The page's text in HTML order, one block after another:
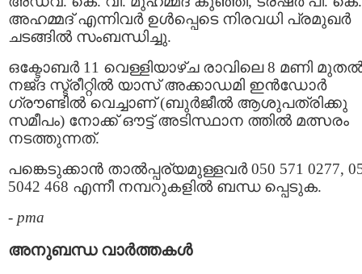
അഹമ്മദ് എന്നിവര്‍ ഉൾപ്പെടെ നിരവധി പ്രമുഖര്‍
ചടങ്ങിൽ സംബന്ധിച്ചു.
ഒക്ടോബർ 11 വെള്ളിയാഴ്ച രാവിലെ 8 മണി
നജ്ദ സ്ട്രീറ്റിൽ യാസ് അക്കാഡമി ഇൻഡോർ
ഗ്രൗണ്ടിൽ വെച്ചാണ് (ബുർജീൽ ആശുപത്രിക്കു
സമീപം) നോക്ക് ഔട്ട് അടിസ്ഥാന ത്തിൽ മത്സരം
നടത്തുന്നത്.
പങ്കെടുക്കാൻ താൽപ്പര്യമുള്ളവർ 050 571 0277,
5042 468 എന്നീ നമ്പറുകളില്‍ ബന്ധ പ്പെടുക.
- pma
അനുബന്ധ വാര്‍ത്തകള്‍